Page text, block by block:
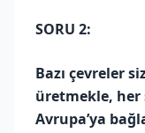
SORU 2:
Bazı çevreler
üretmekle, her
Avrupa’ya